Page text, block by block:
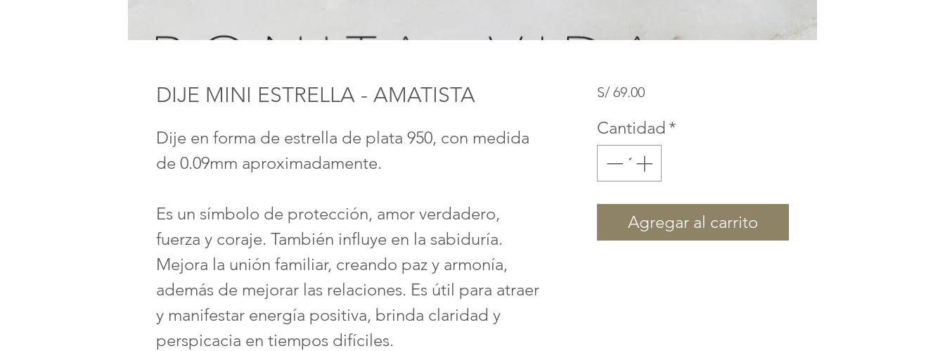
DIJE MINI ESTRELLA - AMATISTA
Dije en forma de estrella de plata 950, con medida
de 0.09mm aproximadamente.
Es un símbolo de protección, amor verdadero,
fuerza y coraje. También influye en la sabiduría.
Mejora la unión familiar, creando paz y armonía,
además de mejorar las relaciones. Es útil para atraer
y manifestar energía positiva, brinda claridad y
perspicacia en tiempos difíciles.
S/ 69.00Precio
Cantidad *
Agregar al carrito